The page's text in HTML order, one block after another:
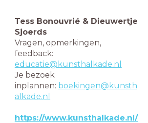
Tess Bonouvrié & Dieuwertje
Sjoerds
Vragen, opmerkingen,
feedback:
educatie@kunsthalkade.nl
Je bezoek
inplannen: boekingen@kunsth
alkade.nl
https://www.kunsthalkade.nl/